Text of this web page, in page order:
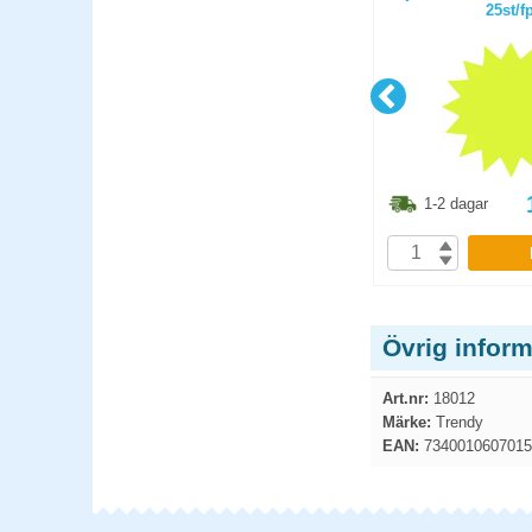
25st/
1-2 dagar
Övrig
Art.nr: 18012
Märke: Trendy
EAN: 7340010607015